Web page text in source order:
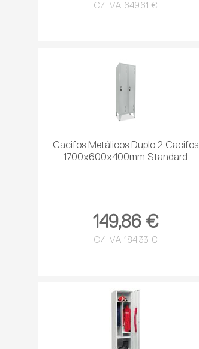
C/ IVA 649,61 €
Cacifos Metálicos Duplo 2 Cacifos
1700x600x400mm Standard
149,86 €
C/ IVA 184,33 €